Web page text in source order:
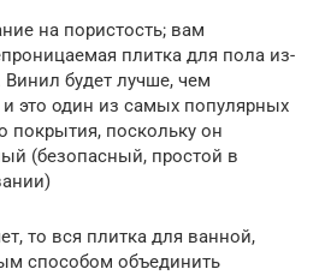
на пористость; вам
плитка для пола из-
будет лучше, чем
и это один из самых популярных
покрытия, поскольку он
(безопасный, простой в
то вся плитка для ванной,
способом объединить